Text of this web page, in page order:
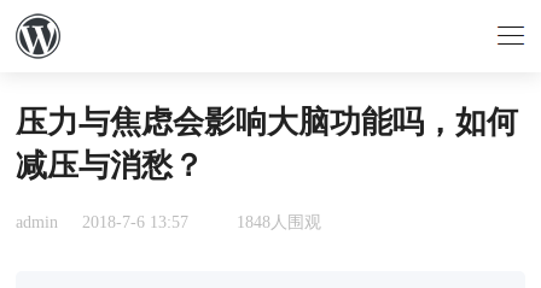
压力与焦虑会影响大脑功能吗，如何
减压与消愁？
admin 2018-7-6 13:57 1848人围观